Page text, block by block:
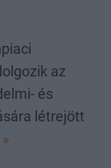
az
és
létrejött